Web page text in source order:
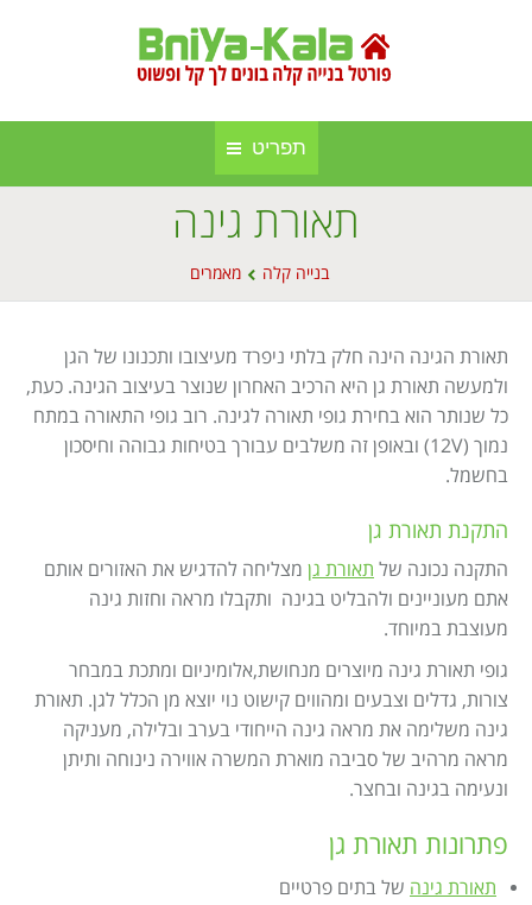
תפריט
בניה קלה
בנייה באלומיניום
סוככים
בנייה בעץ
מאמרים
צור קשר
חברות בנייה קלה ומתועשת
אינדקס אתרים
פרסום באתר
Israel construction
הוסף עסק
מדיניות עוגיות
מדיניות הפרטיות
footer
תאורת גינה
בנייה קלה מאמרים
תאורת הגינה הינה חלק בלתי ניפרד מעיצובו ותכנונו של הגן
ולמעשה תאורת גן היא הרכיב האחרון שנוצר בעיצוב הגינה. כעת,
כל שנותר הוא בחירת גופי תאורה לגינה. רוב גופי התאורה במתח
נמוך (12V) ובאופן זה משלבים עבורך בטיחות גבוהה וחיסכון
בחשמל.
התקנת תאורת גן
התקנה נכונה של תאורת גן מצליחה להדגיש את האזורים אותם
אתם מעוניינים ולהבליט בגינה ותקבלו מראה וחזות גינה
מעוצבת במיוחד.
גופי תאורת גינה מיוצרים מנחושת,אלומיניום ומתכת במבחר
צורות, גדלים וצבעים ומהווים קישוט נוי יוצא מן הכלל לגן. תאורת
גינה משלימה את מראה גינה הייחודי בערב ובלילה, מעניקה
מראה מרהיב של סביבה מוארת המשרה אווירה נינוחה ותיתן
ונעימה בגינה ובחצר.
פתרונות תאורת גן
תאורת גינה של בתים פרטיים